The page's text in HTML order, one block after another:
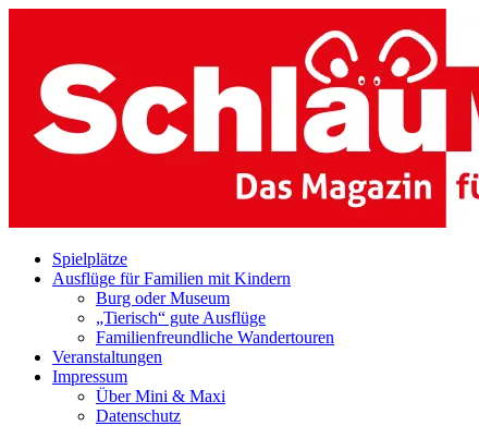
Spielplätze
Ausflüge für Familien mit Kindern
Burg oder Museum
„Tierisch“ gute Ausflüge
Familienfreundliche Wandertouren
Veranstaltungen
Impressum
Über Mini & Maxi
Datenschutz